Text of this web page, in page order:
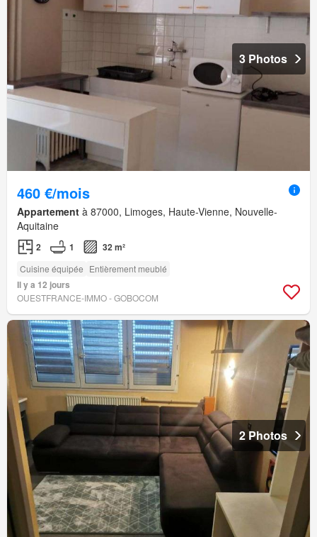
3 Photos
460 €/mois
Appartement à 87000, Limoges, Haute-Vienne, Nouvelle-
Aquitaine
2 1 32 m²
Cuisine équipée Entièrement meublé
Il y a 12 jours
OUESTFRANCE-IMMO - GOBOCOM
2 Photos